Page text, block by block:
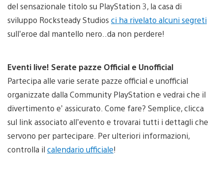
del sensazionale titolo su PlayStation 3, la casa di
sviluppo Rocksteady Studios ci ha rivelato alcuni segreti
sull’eroe dal mantello nero..da non perdere!
Eventi live! Serate pazze Official e Unofficial
Partecipa alle varie serate pazze official e unofficial
organizzate dalla Community PlayStation e vedrai che il
divertimento e’ assicurato. Come fare? Semplice, clicca
sul link associato all’evento e trovarai tutti i dettagli che
servono per partecipare. Per ulteriori informazioni,
controlla il calendario ufficiale!